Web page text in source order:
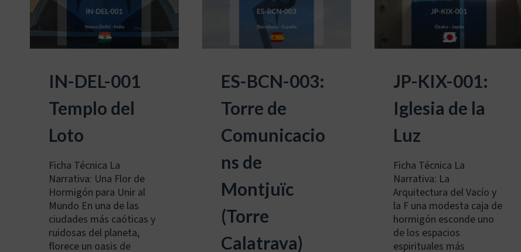
IN-DEL-001
Templo del
Loto
Ficha Técnica La
Narrativa: Una Flor de
Hormigón para Unir al
Mundo En una de las
ciudades más caóticas y
ruidosas del planeta,
florece un oasis de
ES-BCN-003:
Torre de
Comunicacio
ns de
Montjuïc
(Torre
Calatrava)
JP-KIX-001:
Iglesia de la
Luz
Ficha Técnica La
Narrativa: La
Arquitectura del Vacío y
la F una modesta caja de
hormigón esconde uno
de los espacios
espirituales más